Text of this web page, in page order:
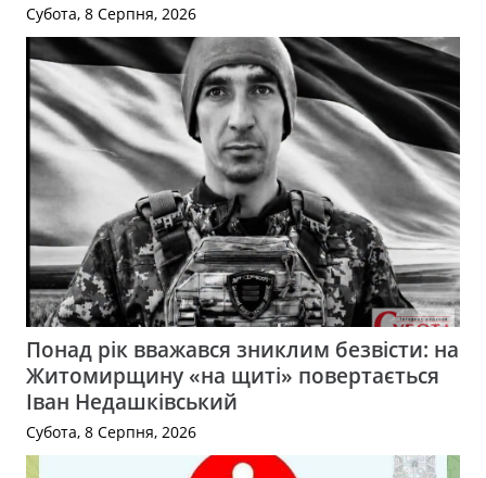
Субота, 8 Серпня, 2026
Понад рік вважався зниклим безвісти: на
Житомирщину «на щиті» повертається
Іван Недашківський
Субота, 8 Серпня, 2026